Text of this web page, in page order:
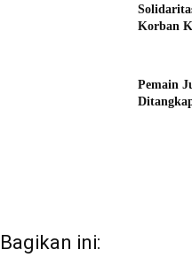
Korban
Pemain
Bagikan ini: